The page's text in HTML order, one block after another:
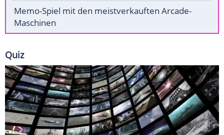
Memo-Spiel mit den meistverkauften Arcade-
Maschinen
Quiz